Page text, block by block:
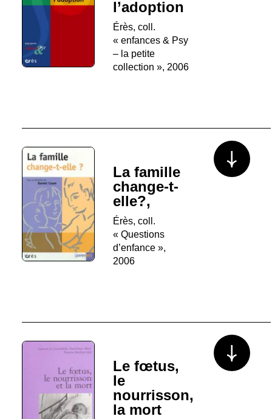
l’adoption
Érès, coll.
« enfances & Psy
– la petite
collection », 2006
La famille
change-t-
elle?,
Érès, coll.
« Questions
d’enfance »,
2006
Voir plus/
Le fœtus,
le
nourrisson,
la mort
Voir plus/